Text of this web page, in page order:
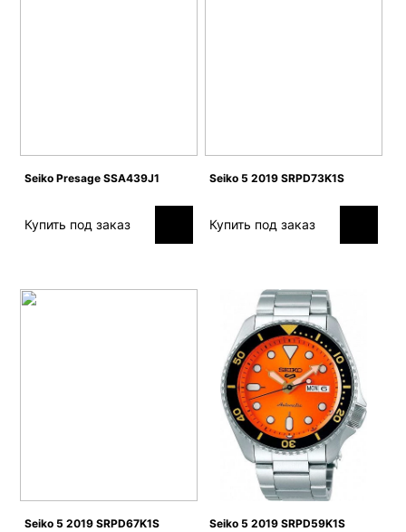
Seiko Presage SSA439J1
Купить под заказ
Seiko 5 2019 SRPD73K1S
Купить под заказ
Seiko 5 2019 SRPD67K1S Seiko 5 2019 SRPD59K1S